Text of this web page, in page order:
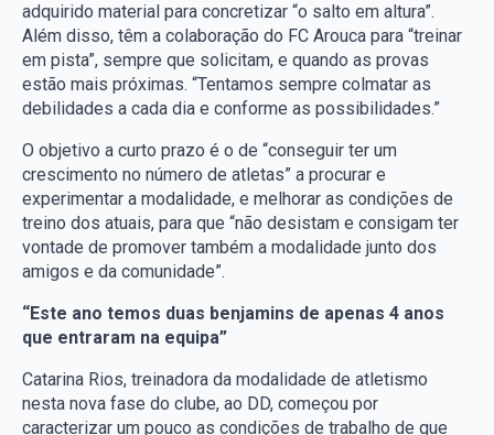
adquirido material para concretizar “o salto em altura”.
Além disso, têm a colaboração do FC Arouca para “treinar
em pista”, sempre que solicitam, e quando as provas
estão mais próximas. “Tentamos sempre colmatar as
debilidades a cada dia e conforme as possibilidades.”
O objetivo a curto prazo é o de “conseguir ter um
crescimento no número de atletas” a procurar e
experimentar a modalidade, e melhorar as condições de
treino dos atuais, para que “não desistam e consigam ter
vontade de promover também a modalidade junto dos
amigos e da comunidade”.
“Este ano temos duas benjamins de apenas 4 anos
que entraram na equipa”
Catarina Rios, treinadora da modalidade de atletismo
nesta nova fase do clube, ao DD, começou por
caracterizar um pouco as condições de trabalho de que